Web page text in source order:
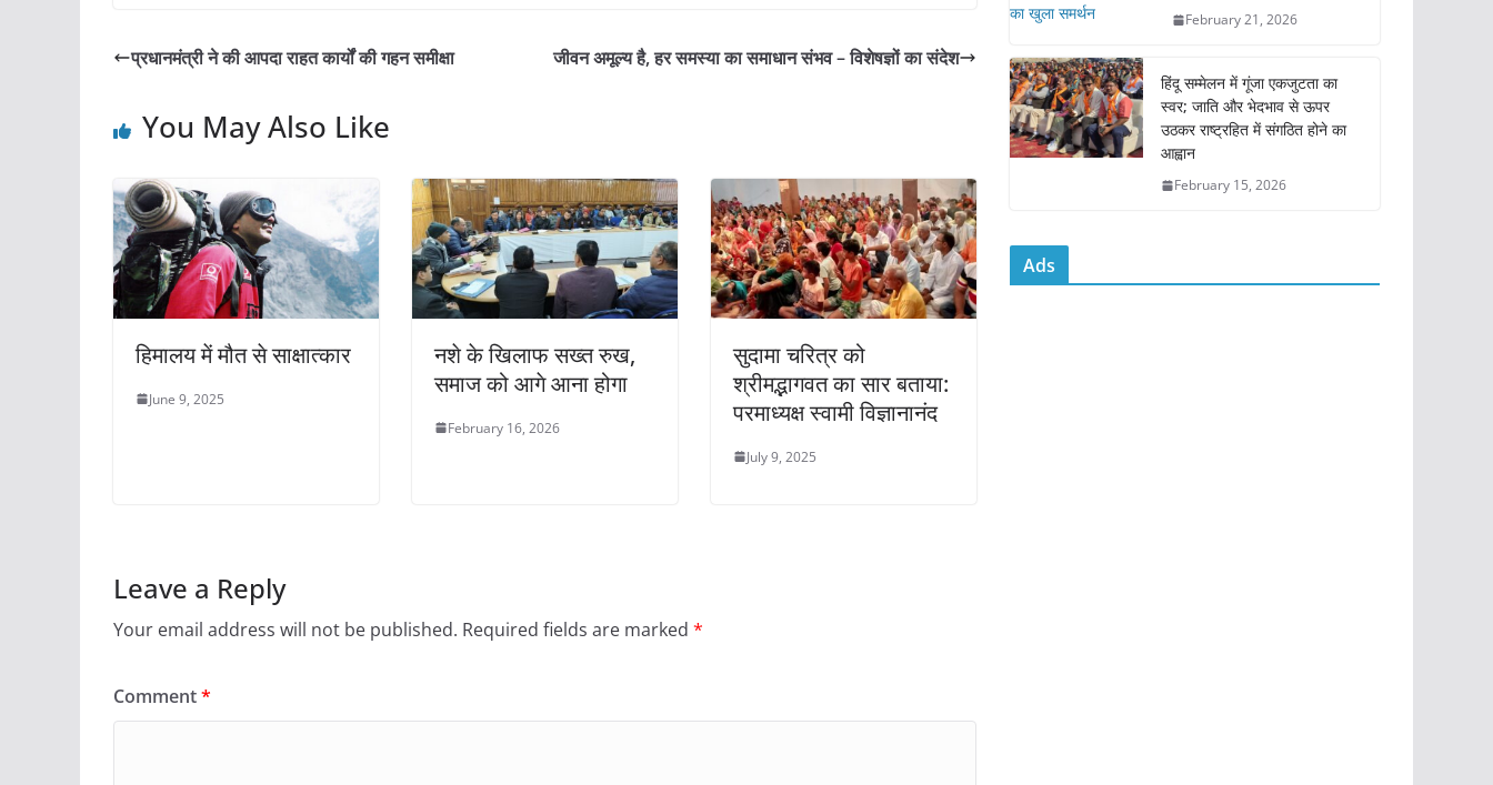
e
o
k
er l s
p
e
प्रधानमंत्री ने की आपदा राहत कार्यों की गहन समीक्षा जीवन अमूल्य है, हर समस्या का समाधान संभव – विशेषज्ञों का संदेश
You May Also Like
हिमालय में मौत से साक्षात्‍कार
June 9, 2025
नशे के खिलाफ सख्त रुख,
समाज को आगे आना होगा
February 16, 2026
सुदामा चरित्र को
श्रीमद्भागवत का सार बताया:
परमाध्यक्ष स्वामी विज्ञानानंद
July 9, 2025
Leave a Reply
Your email address will not be published. Required fields are marked *
Comment*
February 21, 2026
हिंदू सम्मेलन में गूंजा एकजुटता का
स्वर; जाति और भेदभाव से ऊपर
उठकर राष्ट्रहित में संगठित होने का
आह्वान
February 15, 2026
Ads